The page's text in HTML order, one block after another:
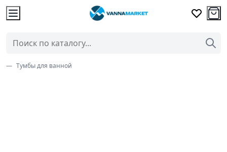
Тумбы для ванной